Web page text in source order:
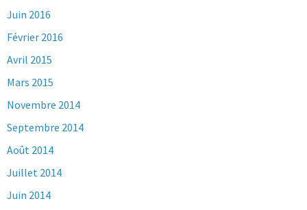
Juin 2016
Février 2016
Avril 2015
Mars 2015
Novembre 2014
Septembre 2014
Août 2014
Juillet 2014
Juin 2014